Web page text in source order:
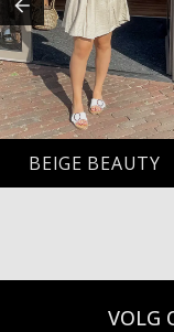
BEIGE BEAUTY
VOLG